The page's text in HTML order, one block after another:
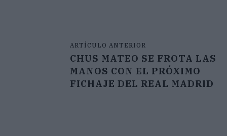
ARTÍCULO ANTERIOR
CHUS MATEO SE FROTA LAS
MANOS CON EL PRÓXIMO
FICHAJE DEL REAL MADRID